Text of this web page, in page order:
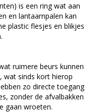
is een ring wat aan
en lantaarnpalen kan
plastic flesjes en blikjes
ruimere beurs kunnen
wat sinds kort hierop
zo directe toegang
zonder de afvalbakken
gaan wroeten.